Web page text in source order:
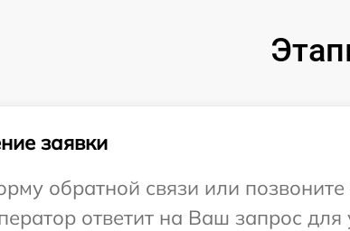
заявки
обратной связи или
ответит на Ваш запрос